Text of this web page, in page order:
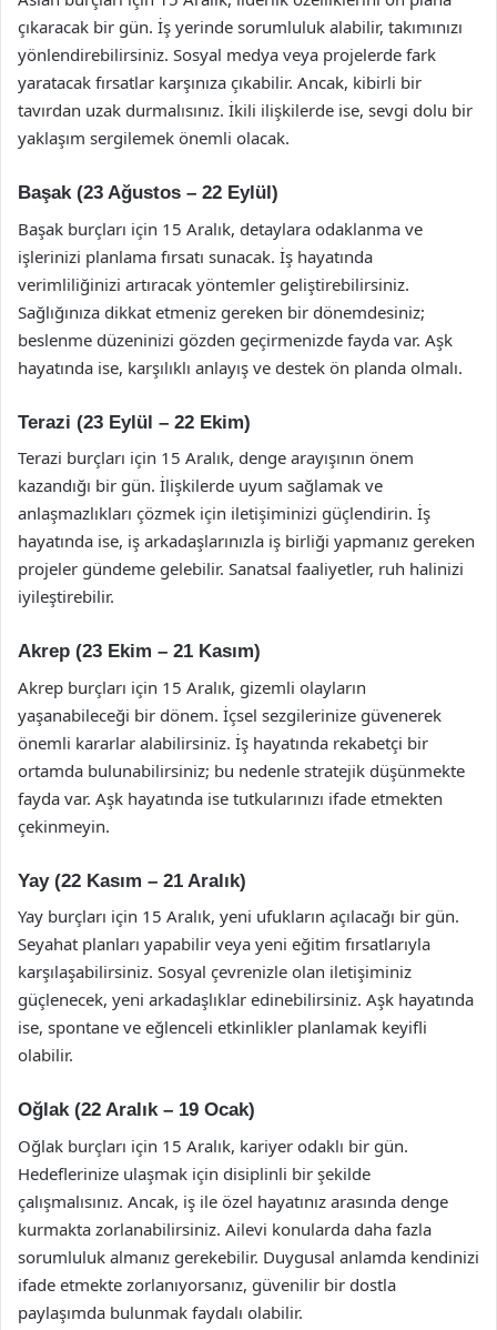
çıkaracak bir gün. İş yerinde sorumluluk alabilir, takımınızı
yönlendirebilirsiniz. Sosyal medya veya projelerde fark
yaratacak fırsatlar karşınıza çıkabilir. Ancak, kibirli bir
tavırdan uzak durmalısınız. İkili ilişkilerde ise, sevgi dolu bir
yaklaşım sergilemek önemli olacak.
Başak (23 Ağustos – 22 Eylül)
Başak burçları için 15 Aralık, detaylara odaklanma ve
işlerinizi planlama fırsatı sunacak. İş hayatında
verimliliğinizi artıracak yöntemler geliştirebilirsiniz.
Sağlığınıza dikkat etmeniz gereken bir dönemdesiniz;
beslenme düzeninizi gözden geçirmenizde fayda var. Aşk
hayatında ise, karşılıklı anlayış ve destek ön planda olmalı.
Terazi (23 Eylül – 22 Ekim)
Terazi burçları için 15 Aralık, denge arayışının önem
kazandığı bir gün. İlişkilerde uyum sağlamak ve
anlaşmazlıkları çözmek için iletişiminizi güçlendirin. İş
hayatında ise, iş arkadaşlarınızla iş birliği yapmanız gereken
projeler gündeme gelebilir. Sanatsal faaliyetler, ruh halinizi
iyileştirebilir.
Akrep (23 Ekim – 21 Kasım)
Akrep burçları için 15 Aralık, gizemli olayların
yaşanabileceği bir dönem. İçsel sezgilerinize güvenerek
önemli kararlar alabilirsiniz. İş hayatında rekabetçi bir
ortamda bulunabilirsiniz; bu nedenle stratejik düşünmekte
fayda var. Aşk hayatında ise tutkularınızı ifade etmekten
çekinmeyin.
Yay (22 Kasım – 21 Aralık)
Yay burçları için 15 Aralık, yeni ufukların açılacağı bir gün.
Seyahat planları yapabilir veya yeni eğitim fırsatlarıyla
karşılaşabilirsiniz. Sosyal çevrenizle olan iletişiminiz
güçlenecek, yeni arkadaşlıklar edinebilirsiniz. Aşk hayatında
ise, spontane ve eğlenceli etkinlikler planlamak keyifli
olabilir.
Oğlak (22 Aralık – 19 Ocak)
Oğlak burçları için 15 Aralık, kariyer odaklı bir gün.
Hedeflerinize ulaşmak için disiplinli bir şekilde
çalışmalısınız. Ancak, iş ile özel hayatınız arasında denge
kurmakta zorlanabilirsiniz. Ailevi konularda daha fazla
sorumluluk almanız gerekebilir. Duygusal anlamda kendinizi
ifade etmekte zorlanıyorsanız, güvenilir bir dostla
paylaşımda bulunmak faydalı olabilir.